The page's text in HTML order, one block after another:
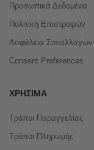
Προσωπικά Δεδομένα
Πολιτική Επιστροφών
Ασφάλεια Συναλλαγών
Consent Preferences
ΧΡΉΣΙΜΑ
Τρόποι Παραγγελίας
Τρόποι Πληρωμής